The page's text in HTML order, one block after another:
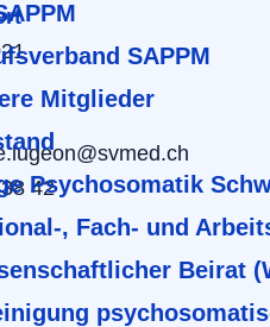
SAPPM
Mitglieder
Psychosomatik
, Fach- und
Beirat
42